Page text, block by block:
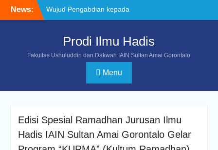
News:
Wujud Pengabdian kepada
Masyarakat, Mahasiswa
Yasinan untuk Almarhum
Hadis IAIN Sultan Amai
Prestasi pada POROS
Program Studi Ilmu Hadis
Gelar Kegiatan Penguatan
Prodi Ilmu Hadis
Fakultas Ushuluddin dan Dakwah IAIN Sultan Amai Gorontalo
Menu
Edisi Spesial Ramadhan Jurusan Ilmu
Hadis IAIN Sultan Amai Gorontalo Gelar